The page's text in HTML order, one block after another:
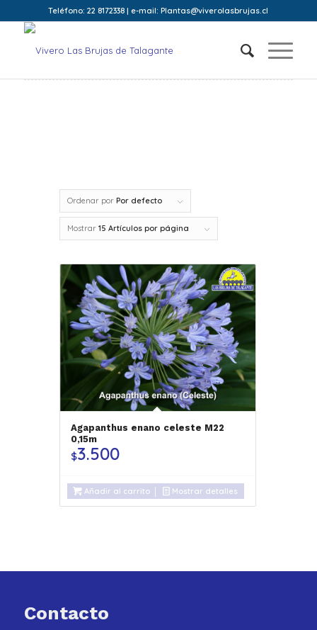
Teléfono: 22 8172338 | e-mail: Plantas@viverolasbrujas.cl
Ordenar por Por defecto
Mostrar 15 Artículos por página
Agapanthus enano celeste M22
0,15m
$3.500
Añadir al carrito Mostrar detalles
Contacto